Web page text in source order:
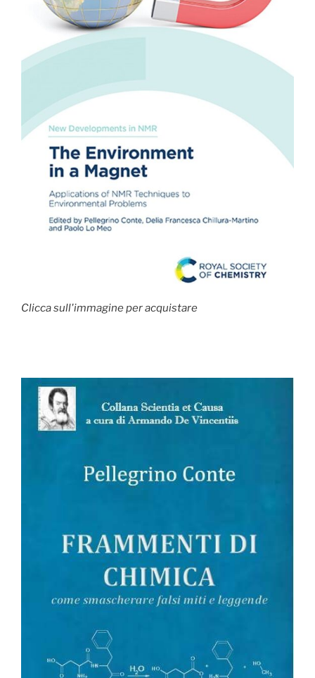
Clicca sull'immagine per acquistare